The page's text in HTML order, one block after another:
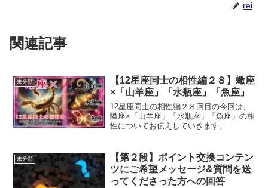
rei
関連記事
未分類
【12星座同士の相性編２８】蠍座
×「山羊座」「水瓶座」「魚座」
12星座同士の相性編２８回目の今回は、
蠍座×「山羊座」「水瓶座」「魚座」の相
性についてお伝えしていきます。
未分類
【第２段】ポイント交換コンテン
ツにご希望メッセージ&質問を送
ってくださった方への回答